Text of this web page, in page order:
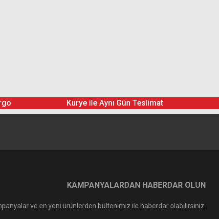
Kurye ile Aynı Gün Teslimat
KAMPANYALARDAN HABERDAR OLUN
ve en yeni ürünlerden bültenimiz ile haberdar olabilirsiniz.